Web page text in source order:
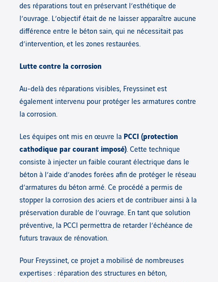
des réparations tout en préservant l’esthétique de
l’ouvrage. L’objectif était de ne laisser apparaître aucune
différence entre le béton sain, qui ne nécessitait pas
d’intervention, et les zones restaurées.
Lutte contre la corrosion
Au-delà des réparations visibles, Freyssinet est
également intervenu pour protéger les armatures contre
la corrosion.
Les équipes ont mis en œuvre la PCCI (protection
cathodique par courant imposé). Cette technique
consiste à injecter un faible courant électrique dans le
béton à l’aide d’anodes forées afin de protéger le réseau
d’armatures du béton armé. Ce procédé a permis de
stopper la corrosion des aciers et de contribuer ainsi à la
préservation durable de l’ouvrage. En tant que solution
préventive, la PCCI permettra de retarder l’échéance de
futurs travaux de rénovation.
Pour Freyssinet, ce projet a mobilisé de nombreuses
expertises : réparation des structures en béton,